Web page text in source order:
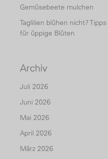
Gemüsebeete mulchen
Taglilien blühen nicht? Tipps
für üppige Blüten
Archiv
Juli 2026
Juni 2026
Mai 2026
April 2026
März 2026